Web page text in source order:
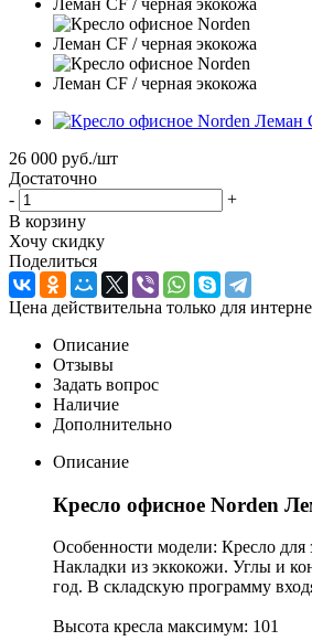
26 000 руб./шт
Достаточно
-
+
В корзину
Хочу скидку
Поделиться
Цена действительна только для
Описание
Отзывы
Задать вопрос
Наличие
Дополнительно
Описание
Кресло офисное Norden
Особенности модели: Кресло для
Накладки из эккокожи. Углы и
год. В складскую программу
Высота кресла максимум: 101